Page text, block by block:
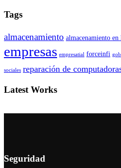
Tags
almacenamiento almacenamiento en
empresas empresatial forceinfi
sociales reparación de
Latest Works
Seguridad